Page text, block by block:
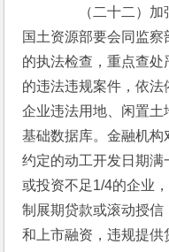
（二十二）加强
国土资源部要会同监
的执法检查，重点查
的违法违规案件，依
企业违法用地、闲置土
基础数据库。金融机构
约定的动工开发日期
或投资不足1/4的企业
制展期贷款或滚动授
和上市融资，违规提